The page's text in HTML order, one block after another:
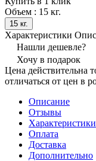
Объем : 15 кг.
15 кг.
Характеристики
Нашли дешевле?
Хочу в подарок
Цена действительна
отличаться от цен в
Описание
Отзывы
Характеристики
Оплата
Доставка
Дополнительно